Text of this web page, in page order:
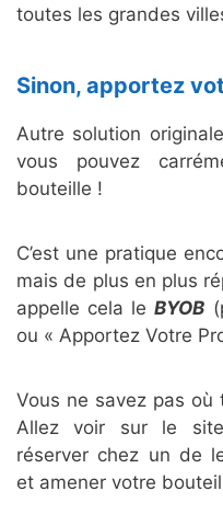
toutes les grandes
Sinon, apportez
Autre solution
vous pouvez
bouteille !
C’est une pratique
mais de plus en plus
appelle cela leBYOB
ou « Apportez Votre
Vous ne savez pas
Allez voir sur le site
réserver chez un de
et amener votre